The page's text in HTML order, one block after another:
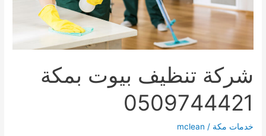
شركة تنظيف بيوت بمكة
0509744421
خدمات مكة /
mclean